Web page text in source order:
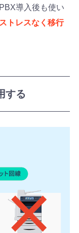
導入後も使い
ストレスなく移行
する